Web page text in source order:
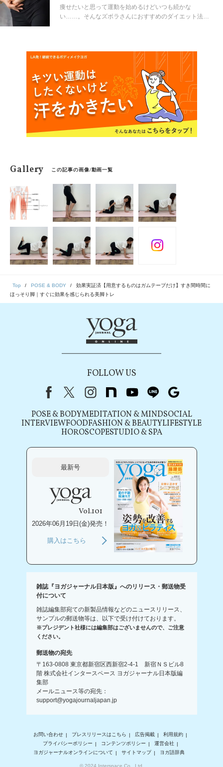
レ」
痩せたいと思って運動を始めるけどいつも続かな
い……。そんなズボラさんにおすすめのダイエット法が
動指導士の村越美加先生です。
Gallery この記事の画像/動画一覧
Top POSE & BODY
効果実証済【用意するものはガムテープだけ】すき間時間に
ほっそり脚｜すぐに効果を感じられる美脚トレ
FOLLOW US
FacebookX（旧Twitter）
instagram
note youtubeline
POSE & BODYMEDITATION & MINDSOCIAL
INTERVIEWFOODFASHION & BEAUTYLIFESTYLE
HOROSCOPESTUDIO & SPA
最新号
Vol.101
2026年06月19日(金)発売！
購入はこちら
雑誌『ヨガジャーナル日本版』へのリリース・郵送物受
付について
雑誌編集部宛ての新製品情報などのニュースリリース、
サンプルの郵送物等は、以下で受け付けております。
※プレジデント社様には編集部はございませんので、ご注意
ください。
郵送物の宛先
〒163-0808 東京都新宿区西新宿2-4-1 新宿ＮＳビル8
階 株式会社インタースペース ヨガジャーナル日本版編
集部
メールニュース等の宛先：
support@yogajournaljapan.jp
お問い合わせ プレスリリースはこちら 広告掲載
利用規約
プライバシーポリシー
コンテンツポリシー
運営会社
ヨガジャーナルオンラインについて
サイトマップ ヨガ語辞典
© 2024 Interspace Co., Ltd.